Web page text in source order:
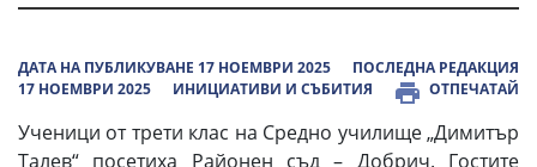
ДАТА НА ПУБЛИКУВАНЕ 17 НОЕМВРИ 2025
ПОСЛЕДНА РЕДАКЦИЯ
17 НОЕМВРИ 2025
ИНИЦИАТИВИ И СЪБИТИЯ ОТПЕЧАТАЙ
Ученици от трети клас на Средно училище „Димитър
Талев“ посетиха Районен съд – Добрич. Гостите